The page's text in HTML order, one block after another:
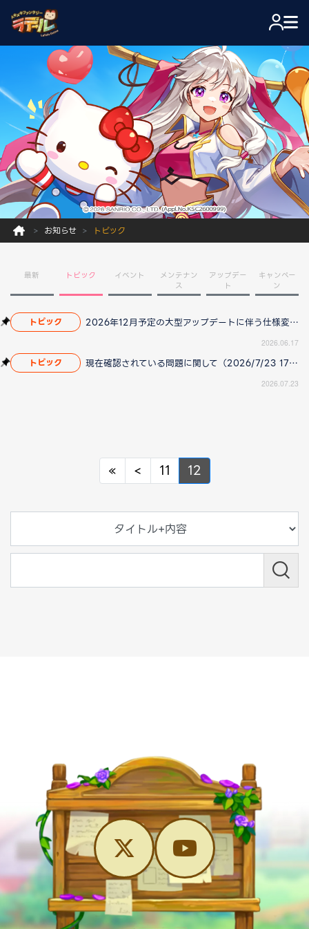
お知らせ トピック
最新 トピック イベント
メンテナン
ス
アップデー
ト
キャンペー
ン
トピック 2026年12月予定の大型アップデートに伴う仕様変更のお知らせ
2026.06.17
トピック 現在確認されている問題に関して（2026/7/23 17:00更新）
2026.07.23
«Previous
< Previous
11 12